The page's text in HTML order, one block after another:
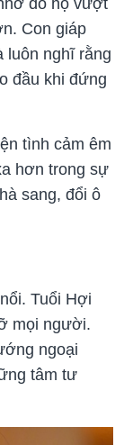
Con giáp
luôn nghĩ rằng
đầu khi đứng
tình cảm êm
hơn trong sự
sang, đổi ô
Tuổi Hợi
mọi người.
ngoại
tâm tư